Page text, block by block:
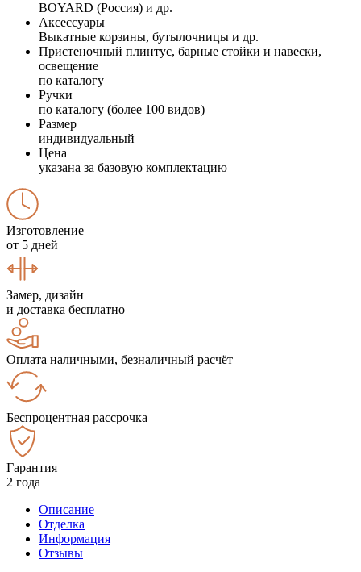
BOYARD (Россия) и др.
Аксессуары
Выкатные корзины, бутылочницы и др.
Пристеночный плинтус, барные стойки и навески,
освещение
по каталогу
Ручки
по каталогу (более 100 видов)
Размер
индивидуальный
Цена
указана за базовую комплектацию
Изготовление
от 5 дней
Замер, дизайн
и доставка бесплатно
Оплата наличными, безналичный расчёт
Беспроцентная рассрочка
Гарантия
2 года
Описание
Отделка
Информация
Отзывы